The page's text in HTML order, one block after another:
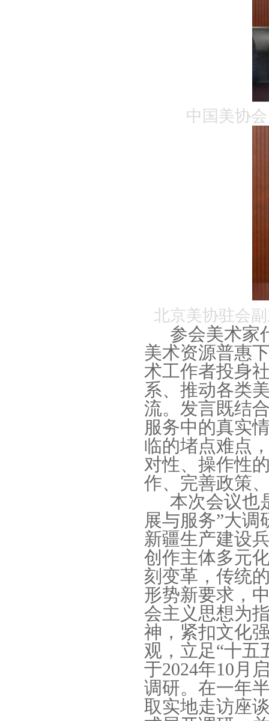
中国美协
北京美协驻会
参会美术家
美术资源普惠
术工作者投身
系、推动各类
流。发言既结
服务中的真实
临的堵点难点
对性、操作性
作、完善政策
本次会议也
展与服务”大
新疆生产建设
创作主体多元
刻变革，传统
形势新要求，
会主义思想为
神，紧扣文化
观，立足“十五
于2024年10月
调研。在一年
取实地走访座